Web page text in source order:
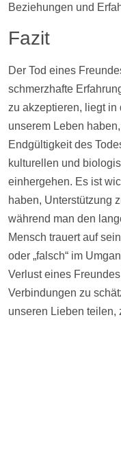
Beziehungen und
Fazit
Der Tod eines
schmerzhafte
zu akzeptieren, liegt
unserem Leben
Endgültigkeit des
kulturellen und
einhergehen. Es ist
haben, Unterstützung
während man den
Mensch trauert auf
oder „falsch“ im
Verlust eines
Verbindungen zu
unseren Lieben teilen,